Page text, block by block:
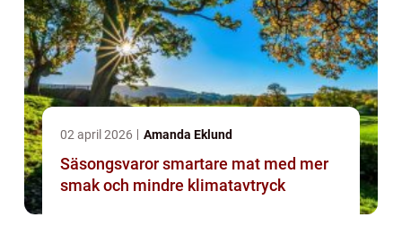
02 april 2026 Amanda Eklund
Säsongsvaror smartare mat med mer
smak och mindre klimatavtryck